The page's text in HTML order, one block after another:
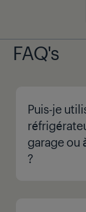
FAQ's
Puis-je
garage ou
?